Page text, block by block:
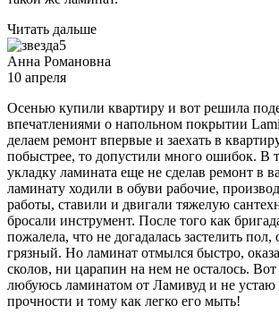
Читать дальше
5
Анна Романовна
10 апреля
Осенью купили квартиру и вот решила
впечатлениями о напольном покрытии
делаем ремонт впервые и заехать в
побыстрее, то допустили много ошибок. В
укладку ламината еще не сделав ремонт в
ламинату ходили в обуви рабочие,
работы, ставили и двигали тяжелую
бросали инструмент. После того как
пожалела, что не догадалась застелить
грязный. Но ламинат отмылся быстро,
сколов, ни царапин на нем не осталось.
любуюсь ламинатом от Ламивуд и не устаю
прочности и тому как легко его мыть!